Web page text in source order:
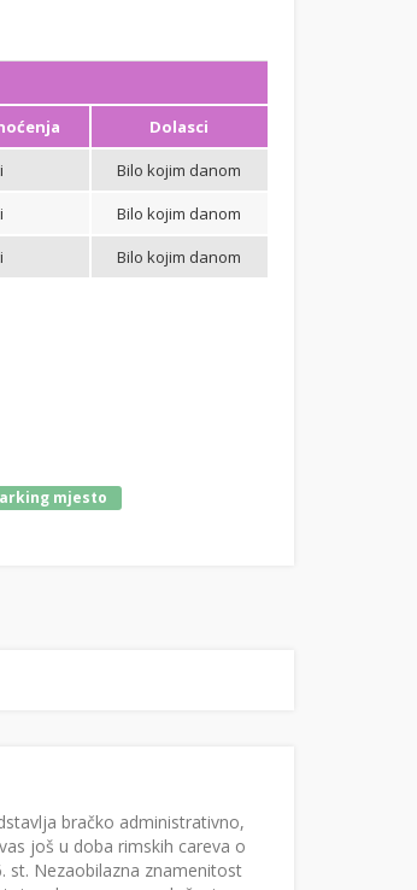
Dolasci
Bilo kojim danom
Bilo kojim danom
Bilo kojim danom
mjesto
bračko administrativno,
još u doba rimskih careva o
st. Nezaobilazna znamenitost